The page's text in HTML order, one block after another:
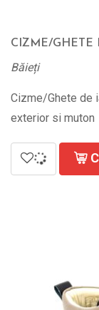
CIZME/GHETE
Băieți
Cizme/Ghete de
exterior si muton